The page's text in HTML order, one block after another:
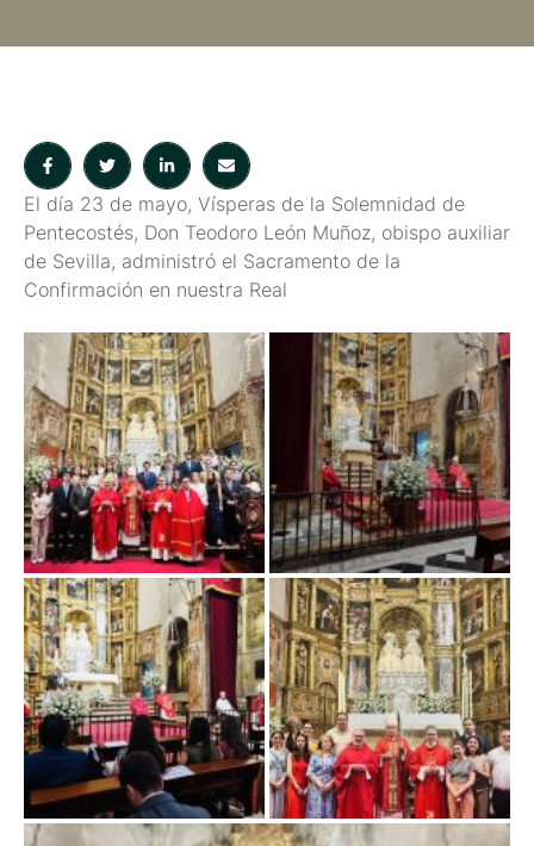
El día 23 de mayo, Vísperas de la Solemnidad de
Pentecostés, Don Teodoro León Muñoz, obispo auxiliar
de Sevilla, administró el Sacramento de la
Confirmación en nuestra Real